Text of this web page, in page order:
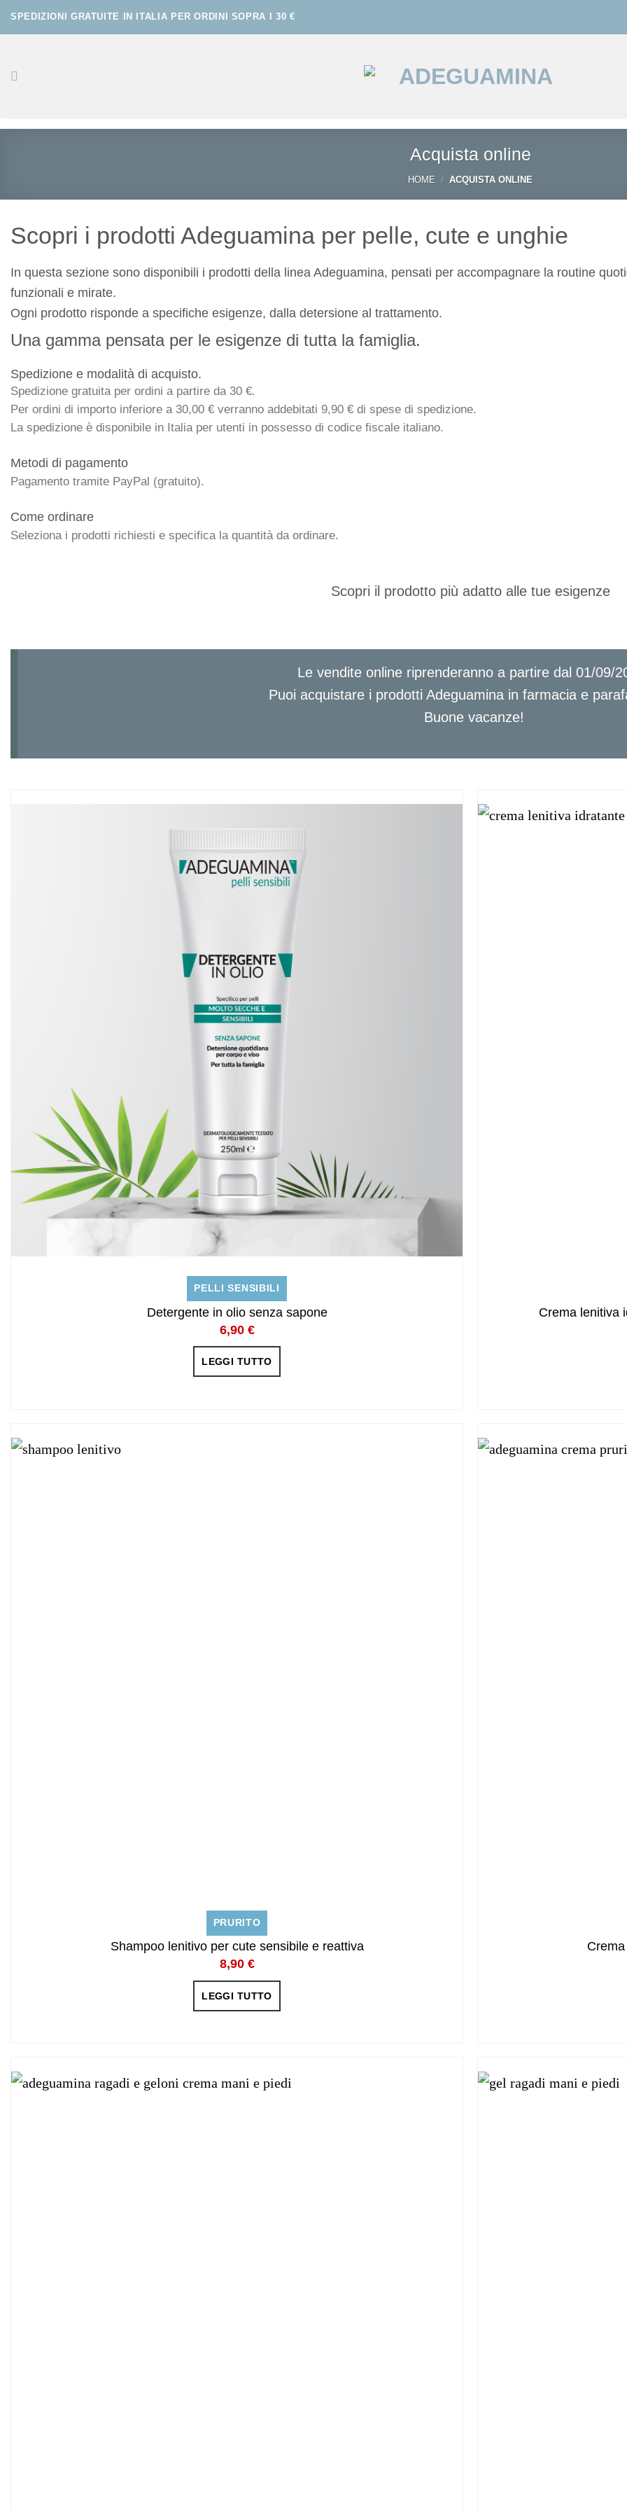
Acquista online
HOME / ACQUISTA ONLINE
Scopri i prodotti Adeguamina per pelle, cute e unghie
In questa sezione sono disponibili i prodotti della linea Adeguamina, pensati per accompagnare la routine
funzionali e mirate.
Ogni prodotto risponde a specifiche esigenze, dalla detersione al trattamento.
Una gamma pensata per le esigenze di tutta la famiglia.
Spedizione e modalità di acquisto.
Spedizione gratuita per ordini a partire da 30 €.
Per ordini di importo inferiore a 30,00 € verranno addebitati 9,90 € di spese di spedizione.
La spedizione è disponibile in Italia per utenti in possesso di codice fiscale italiano.
Metodi di pagamento
Pagamento tramite PayPal (gratuito).
Come ordinare
Seleziona i prodotti richiesti e specifica la quantità da ordinare.
Scopri il prodotto più adatto alle tue esigenze
Le vendite online riprenderanno a partire dal 01/09/
Puoi acquistare i prodotti Adeguamina in farmacia e
Buone vacanze!
PELLI SENSIBILI
Detergente in olio senza sapone
6,90 €
LEGGI TUTTO
Crema lenitiva
PRURITO
Shampoo lenitivo per cute sensibile e reattiva
8,90 €
LEGGI TUTTO